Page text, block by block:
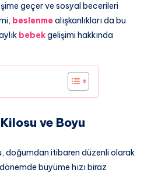
geçer ve sosyal becerileri
beslenme alışkanlıkları da bu
bebekgelişimi hakkında
ve Boyu
doğumdan itibaren düzenli olarak
büyüme hızı biraz